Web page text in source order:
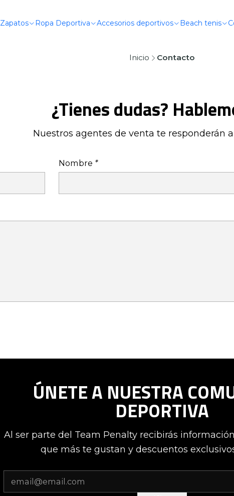
Zapatos Ropa Deportiva Accesorios deportivos Beach tenis
Inicio Contacto
¿Tienes dudas?
Nuestros agentes de venta te responderán
Nombre *
ÚNETE A NUESTRA
DEPORTIVA
Al ser parte del Team Penalty recibirás
que más te gustan y descuentos